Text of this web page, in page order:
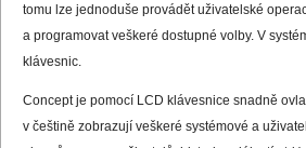
tomu lze jednoduše provádět uživatelské
a programovat veškeré dostupné volby. V
klávesnic.
Concept je pomocí LCD klávesnice snadně
v češtině zobrazují veškeré systémové a